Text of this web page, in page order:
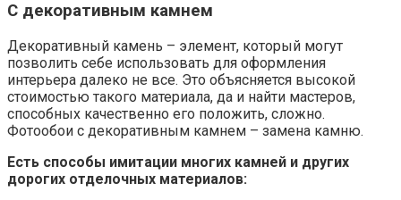
С декоративным камнем
Декоративный камень – элемент, который могут
позволить себе использовать для оформления
интерьера далеко не все. Это объясняется высокой
стоимостью такого материала, да и найти мастеров,
способных качественно его положить, сложно.
Фотообои с декоративным камнем – замена камню.
Есть способы имитации многих камней и других
дорогих отделочных материалов: